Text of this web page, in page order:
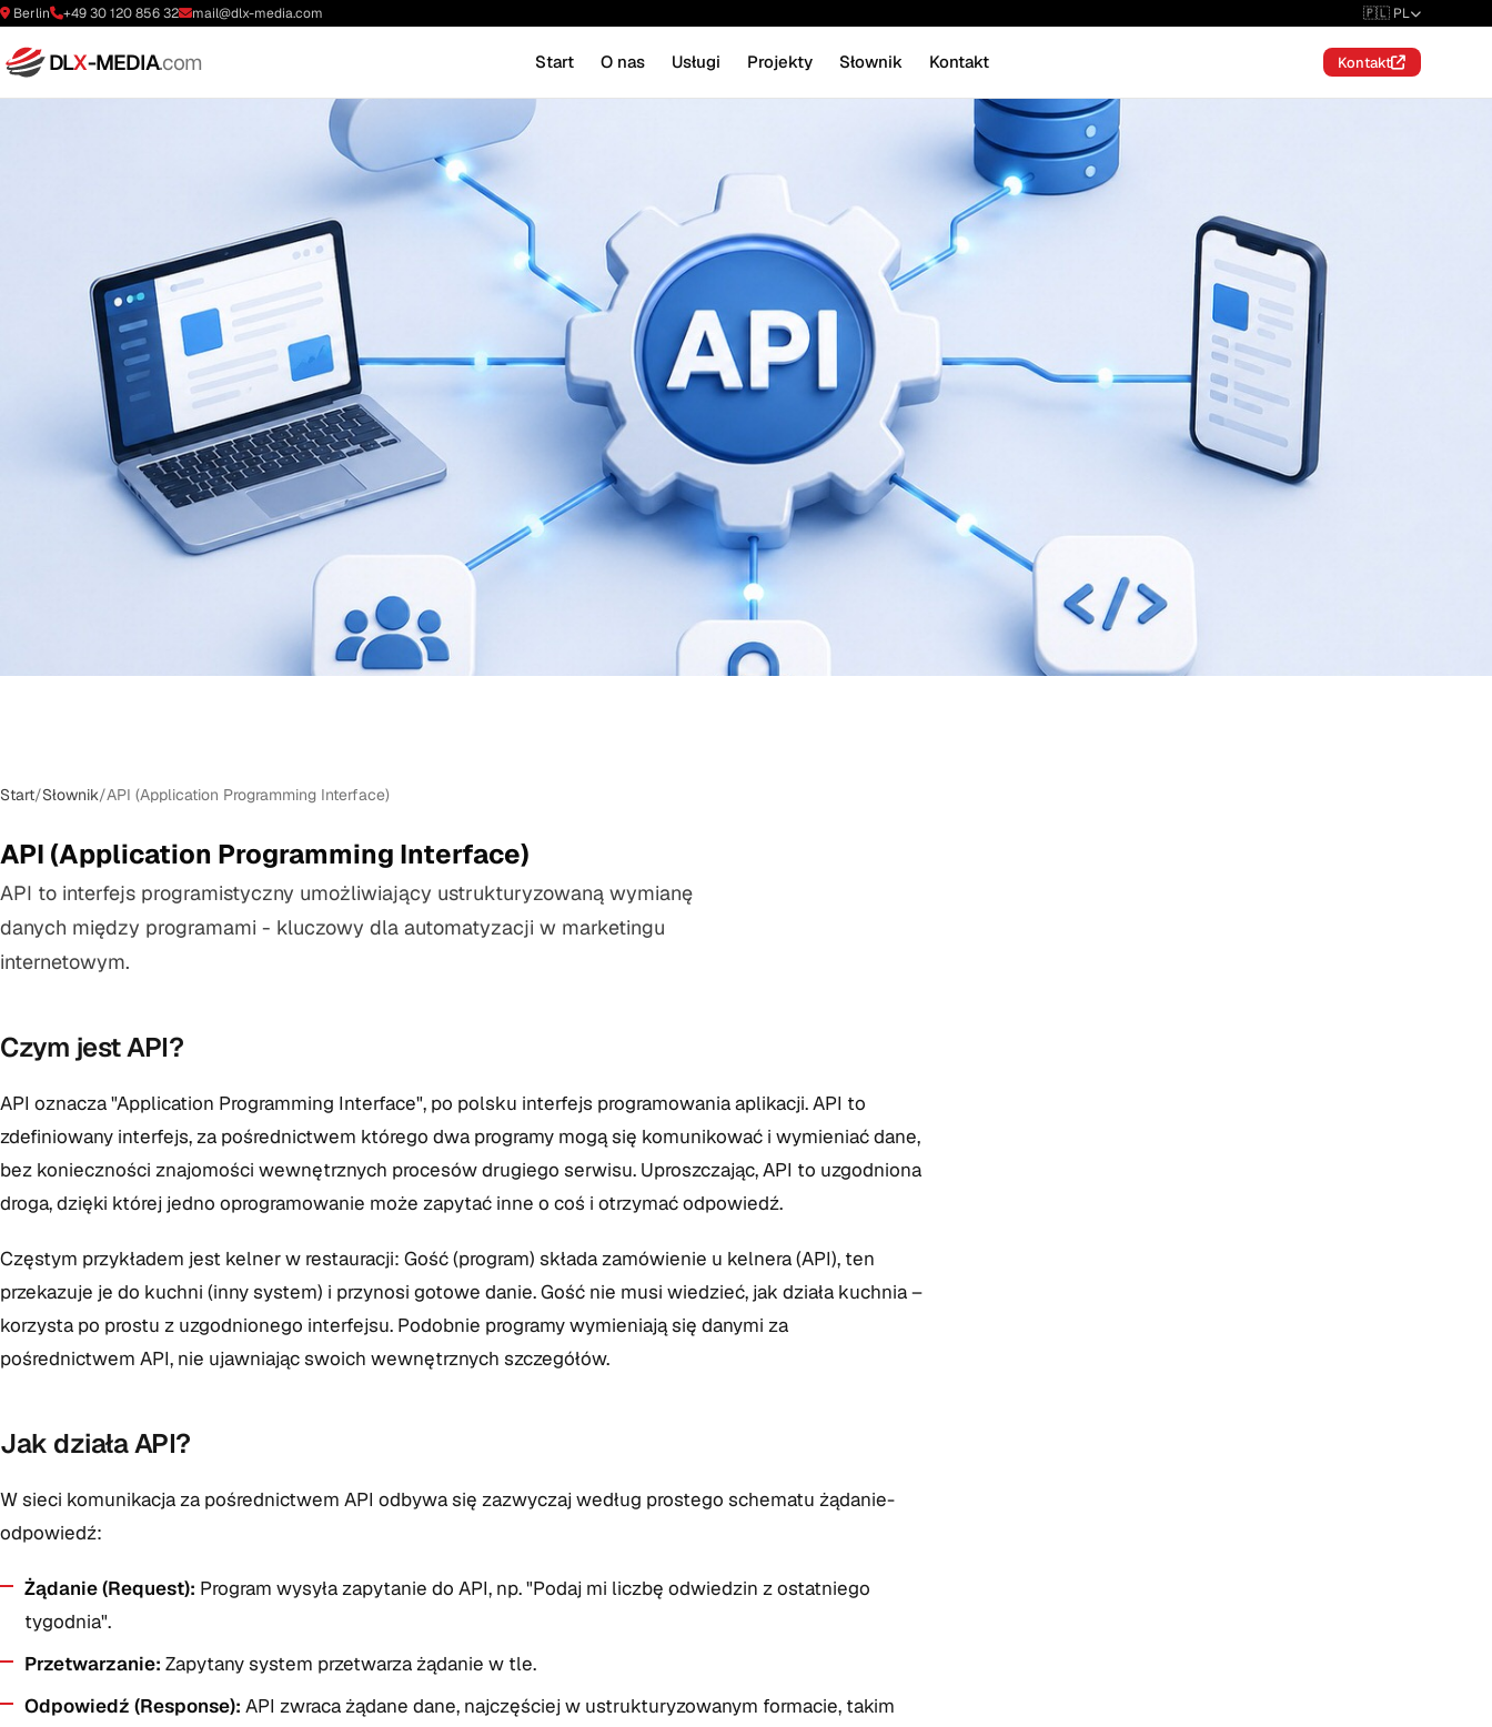
Berlin +49 30 120 856 32 mail@dlx-media.com 🇵🇱 PL
DLX-MEDIA.com Start O nas Usługi Projekty Słownik Kontakt Kontakt
Start/Słownik/API (Application Programming Interface)
API (Application Programming Interface)
API to interfejs programistyczny umożliwiający ustrukturyzowaną wymianę
danych między programami - kluczowy dla automatyzacji w marketingu
internetowym.
Czym jest API?
API oznacza "Application Programming Interface", po polsku interfejs programowania aplikacji. API to
zdefiniowany interfejs, za pośrednictwem którego dwa programy mogą się komunikować i wymieniać dane,
bez konieczności znajomości wewnętrznych procesów drugiego serwisu. Uproszczając, API to uzgodniona
droga, dzięki której jedno oprogramowanie może zapytać inne o coś i otrzymać odpowiedź.
Częstym przykładem jest kelner w restauracji: Gość (program) składa zamówienie u kelnera (API), ten
przekazuje je do kuchni (inny system) i przynosi gotowe danie. Gość nie musi wiedzieć, jak działa kuchnia –
korzysta po prostu z uzgodnionego interfejsu. Podobnie programy wymieniają się danymi za
pośrednictwem API, nie ujawniając swoich wewnętrznych szczegółów.
Jak działa API?
W sieci komunikacja za pośrednictwem API odbywa się zazwyczaj według prostego schematu żądanie-
odpowiedź:
Żądanie (Request): Program wysyła zapytanie do API, np. "Podaj mi liczbę odwiedzin z ostatniego
tygodnia".
Przetwarzanie: Zapytany system przetwarza żądanie w tle.
Odpowiedź (Response): API zwraca żądane dane, najczęściej w ustrukturyzowanym formacie, takim